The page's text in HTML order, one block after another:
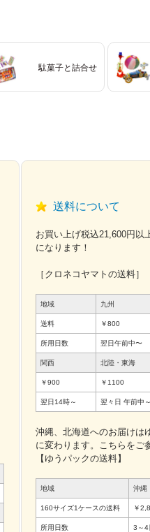
駄菓子と詰合せ
送料について
お買い上げ税込21,600円以
になります！
［クロネコヤマトの送料］
地域 九州
送料 ￥800
所用日数 翌日午前中〜
関西 北陸・東海
￥900 ￥1100
翌日14時～ 翌々日 午前中～
沖縄、北海道へのお届けは
に変わります。こちらをご
【ゆうパックの送料】
地域 沖縄
160サイズ1ケースの送料 ￥
所用日数 3～4